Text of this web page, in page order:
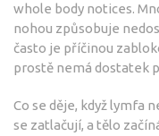
whole body notices.
nohou způsobuje
často je příčinou
prostě nemá dostatek
Co se děje, když lymfa
se zatlačují, a tělo